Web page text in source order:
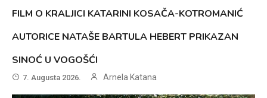
FILM O KRALJICI KATARINI KOSAČA-KOTROMANIĆ
AUTORICE NATAŠE BARTULA HEBERT PRIKAZAN
SINOĆ U VOGOŠĆI
7. Augusta 2026. Arnela Katana